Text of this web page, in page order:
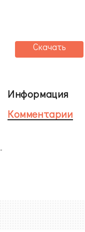
Скачать
Информация
Комментарии
-